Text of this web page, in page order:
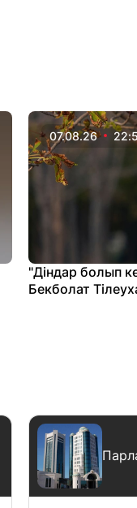
07.08.26
"Діндар болып
Бекболат